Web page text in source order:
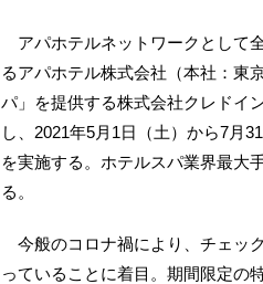
アパホテルネットワークとして
るアパホテル株式会社（本社：東
パ」を提供する株式会社クレド
し、2021年5月1日（土）から7月
を実施する。ホテルスパ業界最大
る。
今般のコロナ禍により、チェッ
っていることに着目。期間限定の